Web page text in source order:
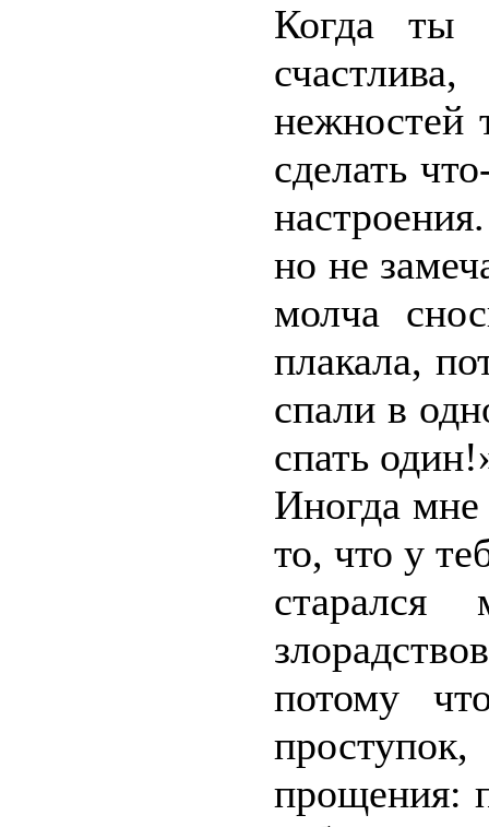
Когда ты
нежностей
сделать
но не
молча
плакала,
спали в
спать
Иногда
то, что у
потому
прощения: